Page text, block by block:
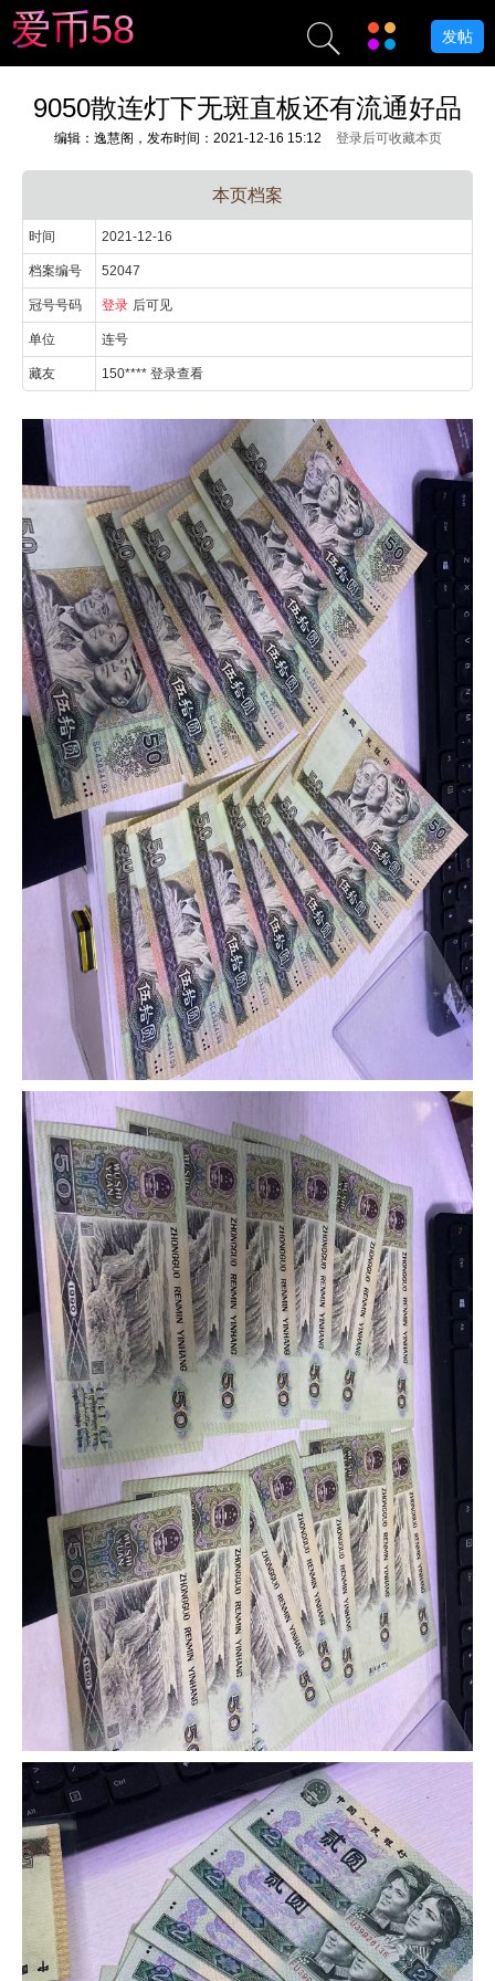
爱币58 发帖
9050散连灯下无斑直板还有流通好品
编辑：逸慧阁，发布时间：2021-12-16 15:12 登录后可收藏本页
本页档案
时间 2021-12-16
档案编号 52047
冠号号码 登录 后可见
单位 连号
藏友 150**** 登录查看